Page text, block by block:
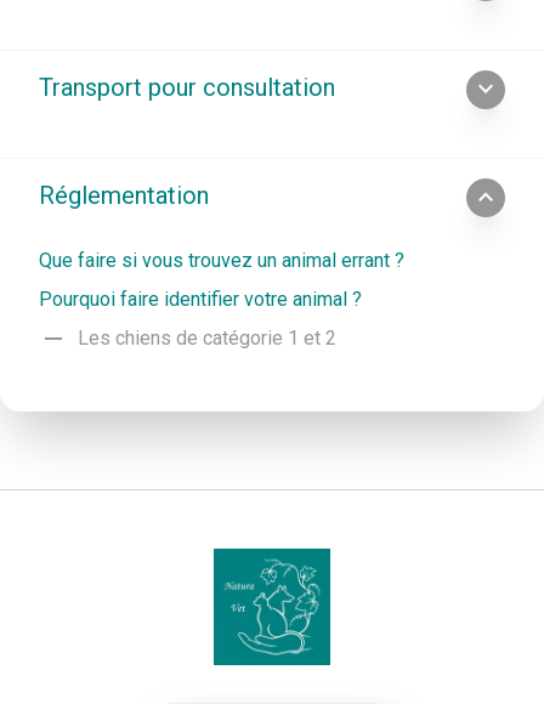
Transport pour consultation expand_more
Réglementation expand_less
Que faire si vous trouvez un animal errant ?
Pourquoi faire identifier votre animal ?
remove Les chiens de catégorie 1 et 2